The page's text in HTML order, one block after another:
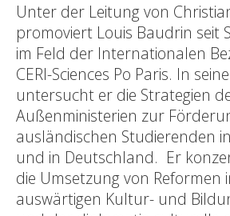
Unter der Leitung von
promoviert Louis Baudrin seit
im Feld der Internationalen
CERI-Sciences Po Paris. In
untersucht er die Strategien
Außenministerien zur
ausländischen Studierenden
und in Deutschland. Er
die Umsetzung von Reformen
auswärtigen Kultur- und